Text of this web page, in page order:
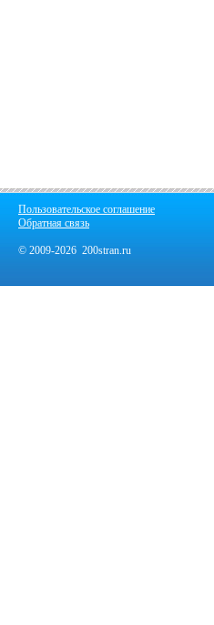
Пользовательское соглашение
Обратная связь
© 2009-2026 200stran.ru